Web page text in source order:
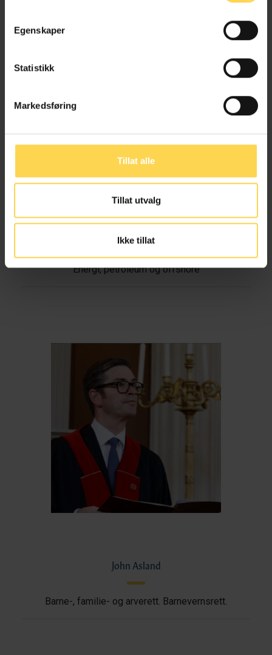
Egenskaper
Statistikk
Markedsføring
Tillat alle
Tillat utvalg
Ikke tillat
Energi, petroleum og offshore
John Asland
Barne-, familie- og arverett. Barnevernsrett.